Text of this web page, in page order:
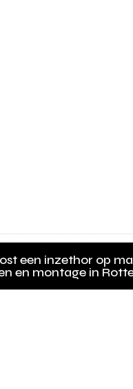
een inzethor op
en montage in